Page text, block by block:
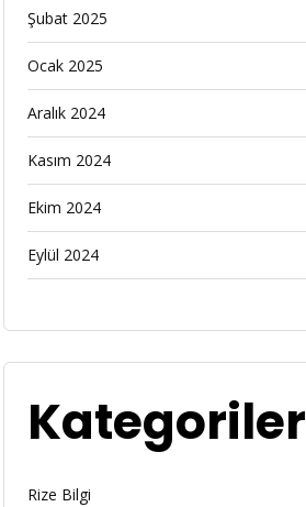
Şubat 2025
Ocak 2025
Aralık 2024
Kasım 2024
Ekim 2024
Eylül 2024
Kategoriler
Rize Bilgi